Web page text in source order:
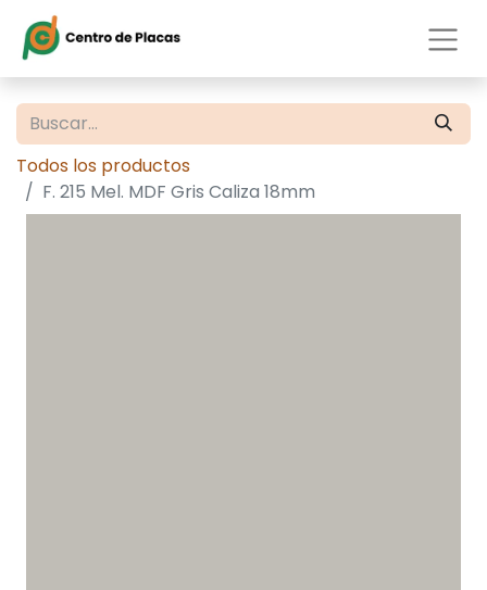
Todos los productos
F. 215 Mel. MDF Gris Caliza 18mm